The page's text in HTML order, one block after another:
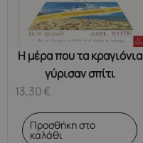
Η μέρα που τα κραγιόνια
γύρισαν σπίτι
13,30€
Προσθήκη στο
καλάθι